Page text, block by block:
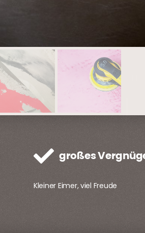
großes
Kleiner Eimer, viel Freude